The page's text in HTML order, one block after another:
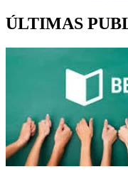
ÚLTIMAS